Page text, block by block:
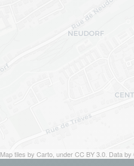
Map tiles by Carto, under CC BY 3.0. Data by